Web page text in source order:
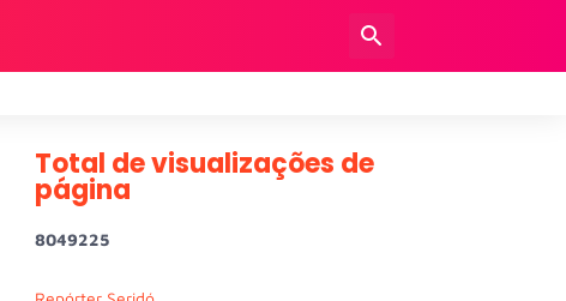
Total de visualizações de
página
8049225